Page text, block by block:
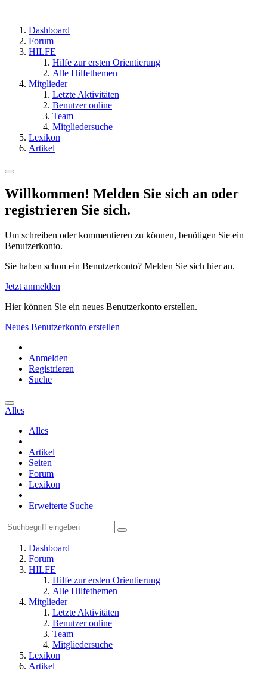
Dashboard
Forum
HILFE
Hilfe zur ersten Orientierung
Alle Hilfethemen
Mitglieder
Letzte Aktivitäten
Benutzer online
Team
Mitgliedersuche
Lexikon
Artikel
Willkommen! Melden Sie sich an oder
registrieren Sie sich.
Um schreiben oder kommentieren zu können, benötigen Sie ein
Benutzerkonto.
Sie haben schon ein Benutzerkonto? Melden Sie sich hier an.
Jetzt anmelden
Hier können Sie ein neues Benutzerkonto erstellen.
Neues Benutzerkonto erstellen
Anmelden
Registrieren
Suche
Alles
Alles
Artikel
Seiten
Forum
Lexikon
Erweiterte Suche
Dashboard
Forum
HILFE
Hilfe zur ersten Orientierung
Alle Hilfethemen
Mitglieder
Letzte Aktivitäten
Benutzer online
Team
Mitgliedersuche
Lexikon
Artikel